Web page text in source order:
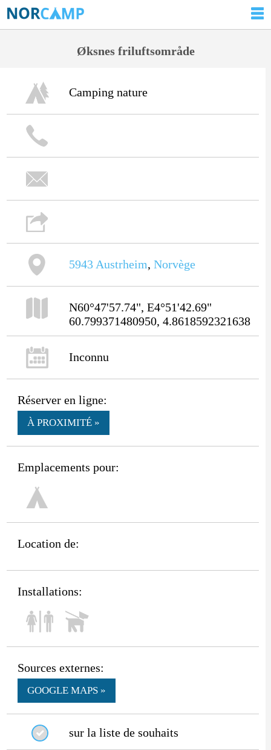
Øksnes friluftsområde
Camping nature
5943 Austrheim, Norvège
N60°47'57.74", E4°51'42.69"
60.799371480950, 4.8618592321638
Inconnu
Réserver en ligne:
À PROXIMITÉ »
Emplacements pour:
Location de:
Installations:
Sources externes:
GOOGLE MAPS »
sur la liste de souhaits